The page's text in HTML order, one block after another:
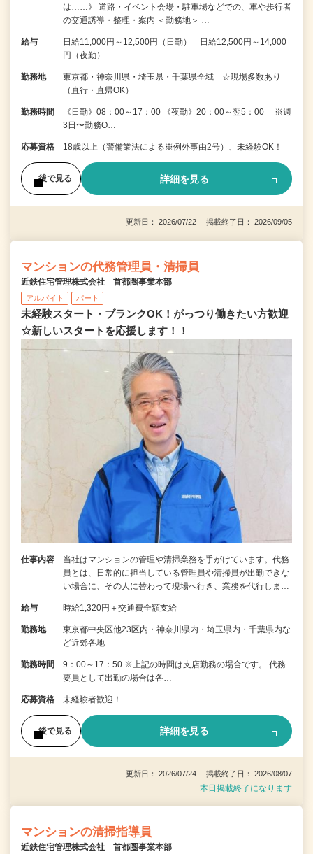
は……》 道路・イベント会場・駐車場などでの、車や歩行者
の交通誘導・整理・案内 ＜勤務地＞ …
給与
日給11,000円～12,500円（日勤） 日給12,500円～14,000
円（夜勤）
勤務地
東京都・神奈川県・埼玉県・千葉県全域 ☆現場多数あり
（直行・直帰OK）
勤務時間
《日勤》08：00～17：00 《夜勤》20：00～翌5：00 ※週
3日〜勤務O…
応募資格 18歳以上（警備業法による※例外事由2号）、未経験OK！
後で見る 詳細を見る
更新日： 2026/07/22 掲載終了日： 2026/09/05
マンションの代務管理員・清掃員
近鉄住宅管理株式会社 首都圏事業本部
アルバイト パート
未経験スタート・ブランクOK！がっつり働きたい方歓迎
☆新しいスタートを応援します！！
仕事内容
当社はマンションの管理や清掃業務を手がけています。代務
員とは、日常的に担当している管理員や清掃員が出勤できな
い場合に、その人に替わって現場へ行き、業務を代行しま…
給与 時給1,320円＋交通費全額支給
勤務地
東京都中央区他23区内・神奈川県内・埼玉県内・千葉県内な
ど近郊各地
勤務時間
9：00～17：50 ※上記の時間は支店勤務の場合です。 代務
要員として出勤の場合は各…
応募資格 未経験者歓迎！
後で見る 詳細を見る
更新日： 2026/07/24 掲載終了日： 2026/08/07
本日掲載終了になります
マンションの清掃指導員
近鉄住宅管理株式会社 首都圏事業本部